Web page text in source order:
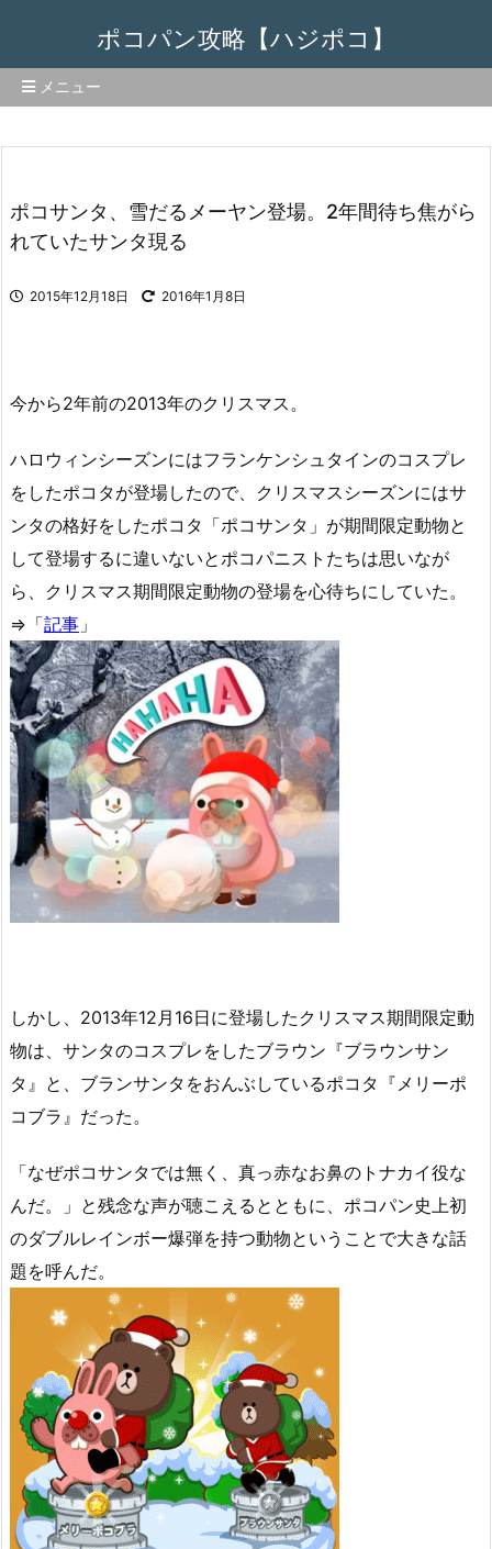
ポコパン攻略【ハジポコ】
メニュー
ポコサンタ、雪だるメーヤン登場。2年間待ち焦がら
れていたサンタ現る
2015年12月18日 2016年1月8日
今から2年前の2013年のクリスマス。
ハロウィンシーズンにはフランケンシュタインのコスプレ
をしたポコタが登場したので、クリスマスシーズンにはサ
ンタの格好をしたポコタ「ポコサンタ」が期間限定動物と
して登場するに違いないとポコパニストたちは思いなが
ら、クリスマス期間限定動物の登場を心待ちにしていた。
⇒「記事 」
しかし、2013年12月16日に登場したクリスマス期間限定動
物は、サンタのコスプレをしたブラウン『ブラウンサン
タ』と、ブランサンタをおんぶしているポコタ『メリーポ
コブラ』だった。
「なぜポコサンタでは無く、真っ赤なお鼻のトナカイ役な
んだ。」と残念な声が聴こえるとともに、ポコパン史上初
のダブルレインボー爆弾を持つ動物ということで大きな話
題を呼んだ。